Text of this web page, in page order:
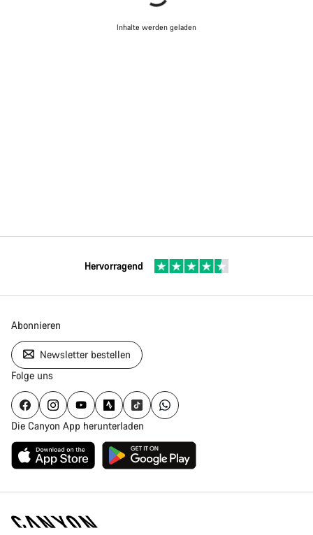
Inhalte werden geladen
Hervorragend
Abonnieren
Newsletter bestellen
Folge uns
Die Canyon App herunterladen